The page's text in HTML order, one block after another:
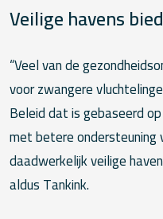
Veilige havens
“Veel van de
voor zwangere
Beleid dat is gebaseerd
met betere ondersteuning
daadwerkelijk veilige
aldus Tankink.